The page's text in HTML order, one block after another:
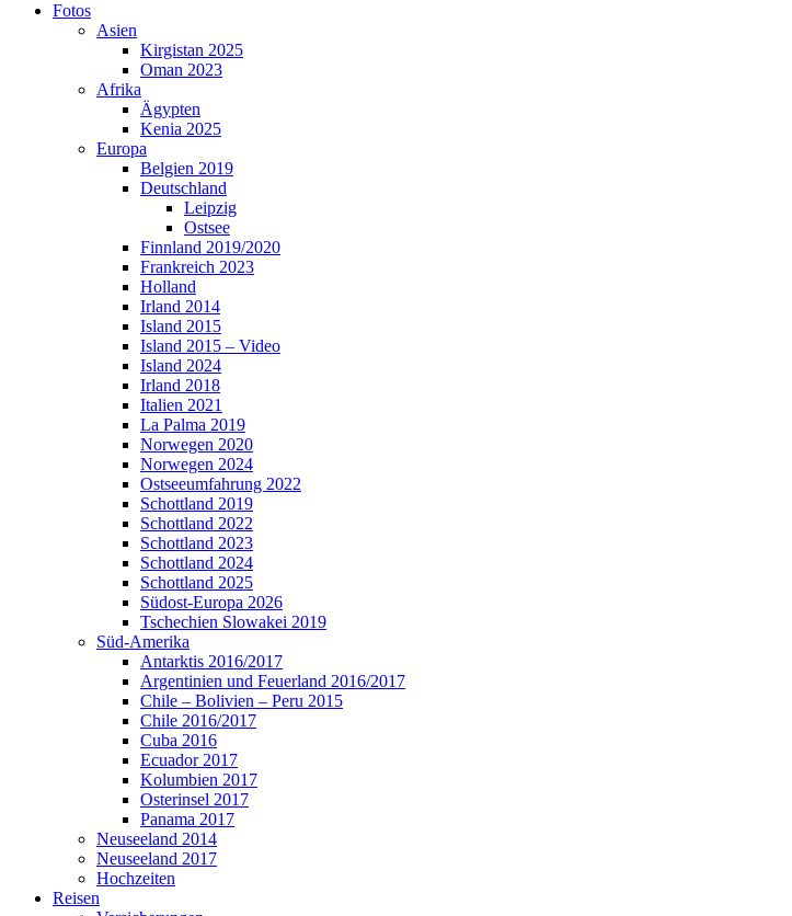
Fotos
Asien
Kirgistan 2025
Oman 2023
Afrika
Ägypten
Kenia 2025
Europa
Belgien 2019
Deutschland
Leipzig
Ostsee
Finnland 2019/2020
Frankreich 2023
Holland
Irland 2014
Island 2015
Island 2015 – Video
Island 2024
Irland 2018
Italien 2021
La Palma 2019
Norwegen 2020
Norwegen 2024
Ostseeumfahrung 2022
Schottland 2019
Schottland 2022
Schottland 2023
Schottland 2024
Schottland 2025
Südost-Europa 2026
Tschechien Slowakei 2019
Süd-Amerika
Antarktis 2016/2017
Argentinien und Feuerland 2016/2017
Chile – Bolivien – Peru 2015
Chile 2016/2017
Cuba 2016
Ecuador 2017
Kolumbien 2017
Osterinsel 2017
Panama 2017
Neuseeland 2014
Neuseeland 2017
Hochzeiten
Reisen